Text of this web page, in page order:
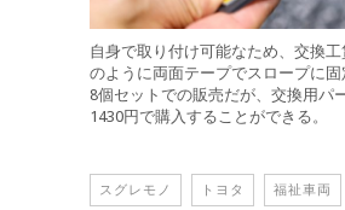
自身で取り付け可能なため、交換
のように両面テープでスロープに固
8個セットでの販売だが、交換用パ
1430円で購入することができる。
スグレモノ トヨタ 福祉車両